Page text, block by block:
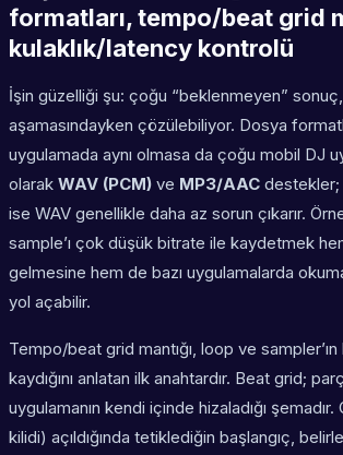
formatları, tempo/beat grid
kulaklık/latency kontrolü
İşin güzelliği şu: çoğu “beklenmeyen”
aşamasındayken çözülebiliyor. Dosya
uygulamada aynı olmasa da çoğu mobil DJ
olarak WAV (PCM) ve MP3/AAC destekler;
ise WAV genellikle daha az sorun çıkarır.
sample’ı çok düşük bitrate ile kaydetmek
gelmesine hem de bazı uygulamalarda
yol açabilir.
Tempo/beat grid mantığı, loop ve
kaydığını anlatan ilk anahtardır. Beat grid;
uygulamanın kendi içinde hizaladığı
kilidi) açıldığında tetiklediğin başlangıç,